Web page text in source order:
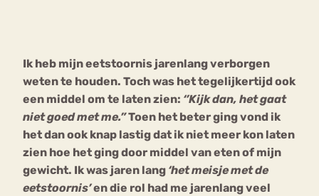
Ik heb mijn eetstoornis jarenlang verborgen
weten te houden. Toch was het tegelijkertijd ook
een middel om te laten zien: ‘’Kijk dan, het gaat
niet goed met me.”Toen het beter ging vond ik
het dan ook knap lastig dat ik niet meer kon laten
zien hoe het ging door middel van eten of mijn
gewicht. Ik was jaren lang ‘het meisje met de
eetstoornis’en die rol had me jarenlang veel
Forum
mia
Nerv
osa
Eetstoornis Anorexia Nervosa
Eetbuien Piekeren Sport
Trauma
Orthorexia
Afvallen Angst